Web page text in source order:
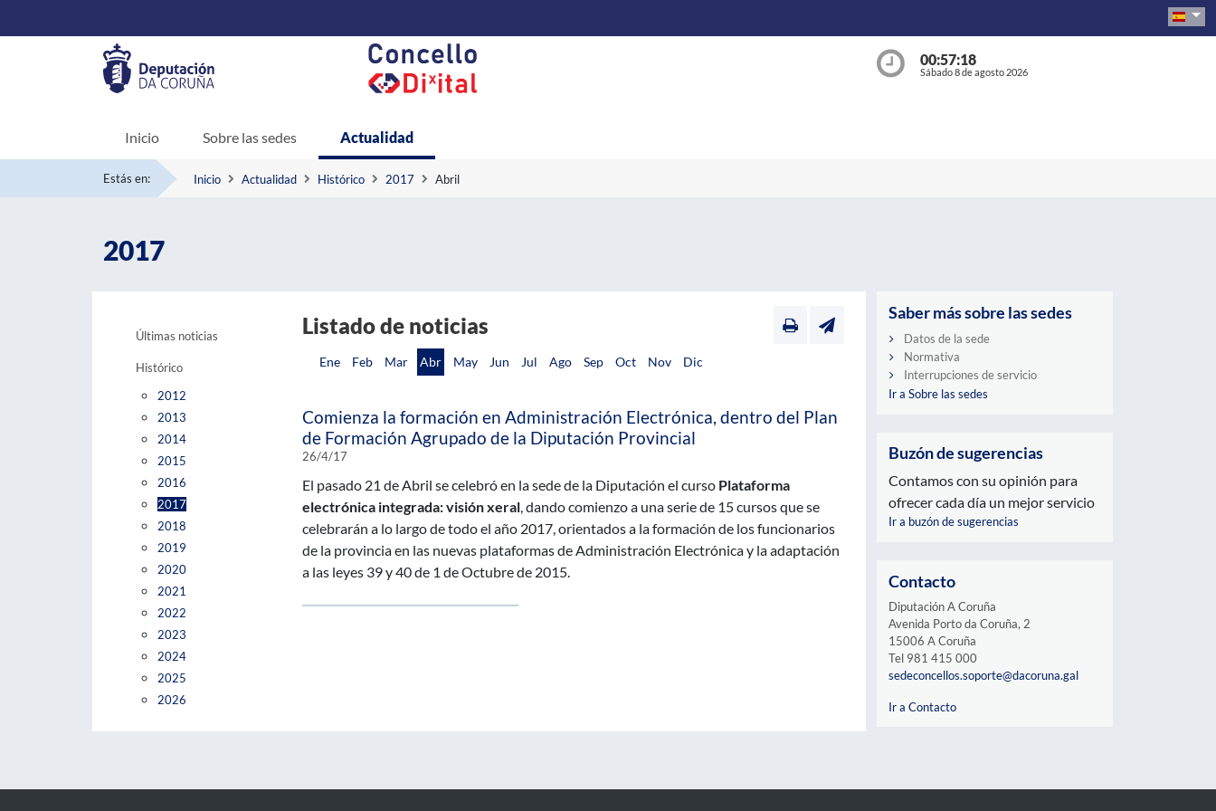
00:57:18
Sábado 8 de agosto 2026
Inicio Sobre las sedes Actualidad
Estás en: Inicio Actualidad Histórico 2017 Abril
2017
Últimas noticias
Histórico
2012
2013
2014
2015
2016
2017
2018
2019
2020
2021
2022
2023
2024
2025
2026
Listado de noticias
Ene Feb Mar Abr May Jun Jul Ago Sep Oct Nov Dic
Comienza la formación en Administración Electrónica, dentro del Plan
de Formación Agrupado de la Diputación Provincial
26/4/17
El pasado 21 de Abril se celebró en la sede de la Diputación el curso Plataforma
electrónica integrada: visión xeral, dando comienzo a una serie de 15 cursos que se
celebrarán a lo largo de todo el año 2017, orientados a la formación de los funcionarios
de la provincia en las nuevas plataformas de Administración Electrónica y la adaptación
a las leyes 39 y 40 de 1 de Octubre de 2015.
Saber más sobre las sedes
Datos de la sede
Normativa
Interrupciones de servicio
Ir a Sobre las sedes
Buzón de sugerencias
Contamos con su opinión para
ofrecer cada día un mejor servicio
Ir a buzón de sugerencias
Contacto
Diputación A Coruña
Avenida Porto da Coruña, 2
15006 A Coruña
Tel 981 415 000
sedeconcellos.soporte@dacoruna.gal
Ir a Contacto